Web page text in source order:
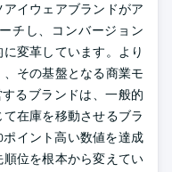
イウェアブランドがア
チし、コンバージョン
変革しています。より
その基盤となる商業モ
るブランドは、一般的
在庫を移動させるブラ
ポイント高い数値を達成
位を根本から変えてい